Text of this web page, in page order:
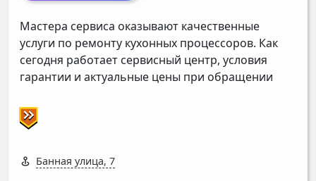
Мастера сервиса оказывают качественные
услуги по ремонту кухонных процессоров. Как
сегодня работает сервисный центр, условия
гарантии и актуальные цены при обращении
Банная улица, 7